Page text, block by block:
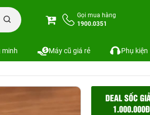
Gọi mua hàng
1900.0351
minh Máy cũ giá rẻ Phụ kiện
Apple Watch Series 11 46mm GPS - Viền Nhôm,
Đeo Thể Thao Size S/M |
DEAL SỐC
1.000.000Đ